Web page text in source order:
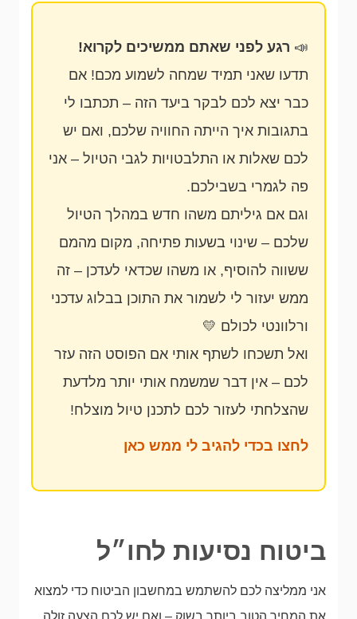
📣 רגע לפני שאתם ממשיכים לקרוא!
תדעו שאני תמיד שמחה לשמוע מכם! אם
כבר יצא לכם לבקר ביעד הזה – תכתבו לי
בתגובות איך הייתה החוויה שלכם, ואם יש
לכם שאלות או התלבטויות לגבי הטיול – אני
פה לגמרי בשבילכם.
וגם אם גיליתם משהו חדש במהלך הטיול
שלכם – שינוי בשעות פתיחה, מקום מהמם
ששווה להוסיף, או משהו שכדאי לעדכן – זה
ממש יעזור לי לשמור את התוכן בבלוג עדכני
ורלוונטי לכולם 💛
ואל תשכחו לשתף אותי אם הפוסט הזה עזר
לכם – אין דבר שמשמח אותי יותר מלדעת
שהצלחתי לעזור לכם לתכנן טיול מוצלח!
לחצו בכדי להגיב לי ממש כאן
ביטוח נסיעות לחו״ל
אני ממליצה לכם להשתמש במחשבון הביטוח כדי למצוא